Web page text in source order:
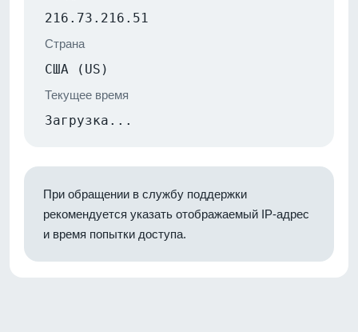
216.73.216.51
Страна
США (US)
Текущее время
Загрузка...
При обращении в службу поддержки
рекомендуется указать отображаемый IP-адрес
и время попытки доступа.